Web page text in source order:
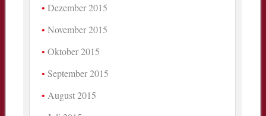
Dezember 2015
November 2015
Oktober 2015
September 2015
August 2015